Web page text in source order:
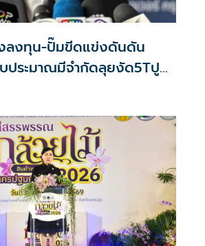
งลงทุน-ปั๊มขีดแข่งดันดัน
ประมาณมีจำกัดลุยงัด5Tปู